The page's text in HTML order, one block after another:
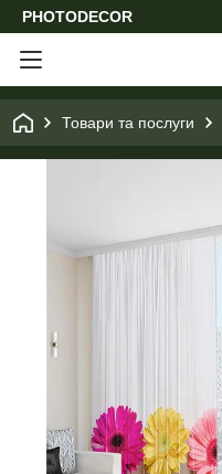
PHOTODECOR
Товари та послуги